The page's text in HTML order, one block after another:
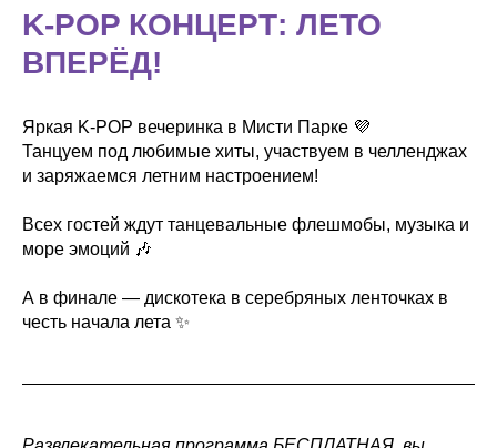
K-POP КОНЦЕРТ: ЛЕТО
ВПЕРЁД!
Яркая K-POP вечеринка в Мисти Парке 💜
Танцуем под любимые хиты, участвуем в челленджах
и заряжаемся летним настроением!
Всех гостей ждут танцевальные флешмобы, музыка и
море эмоций 🎶
А в финале — дискотека в серебряных ленточках в
честь начала лета ✨